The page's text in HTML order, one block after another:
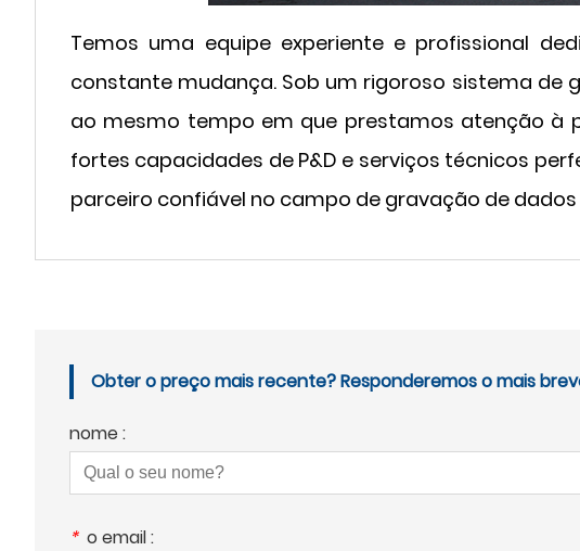
Temos uma equipe experiente e profissional
constante mudança. Sob um rigoroso sistema de
ao mesmo tempo em que prestamos atenção à
fortes capacidades de P&D e serviços técnicos
parceiro confiável no campo de gravação de
Obter o preço mais recente? Responderemos o mais
nome :
* o email :